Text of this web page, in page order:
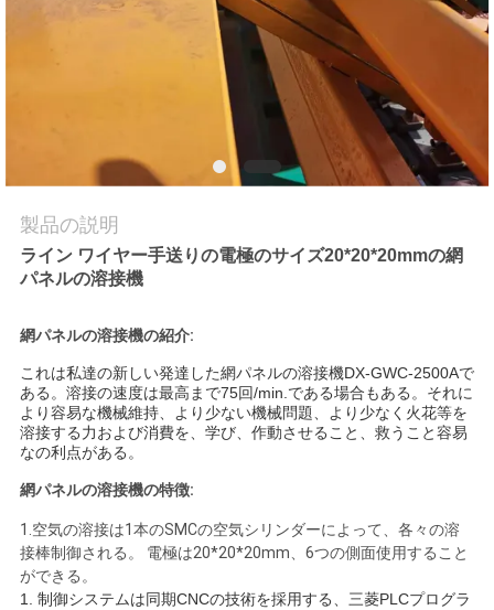
品
私
達
に
連
絡
し
な
さ
い
製品の説明
ライン ワイヤー手送りの電極のサイズ20*20*20mmの網
パネルの溶接機
網パネルの溶接機の紹介:
これは私達の新しい発達した網パネルの溶接機DX-GWC-2500Aで
ある。溶接の速度は最高まで75回/min.である場合もある。それに
より容易な機械維持、より少ない機械問題、より少なく火花等を
溶接する力および消費を、学び、作動させること、救うこと容易
なの利点がある。
網パネルの溶接機の特徴:
1.空気の溶接は1本のSMCの空気シリンダーによって、各々の溶
接棒制御される。 電極は20*20*20mm、6つの側面使用すること
ができる。
1. 制御システムは同期CNCの技術を採用する、三菱PLCプログラ